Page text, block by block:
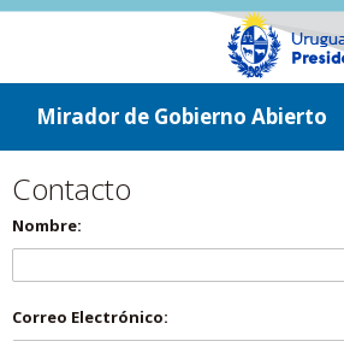
ir a contenido
ir al menú
Mirador de Gobierno Abierto
Contacto
Nombre:
Correo Electrónico: